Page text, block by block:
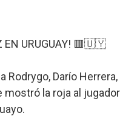
EN URUGUAY! 🟥🇺🇾
Rodrygo, Darío Herrera,
mostró la roja al jugador